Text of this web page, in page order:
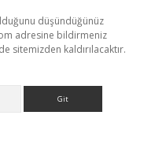
düşündüğünüz
adresine bildirmeniz
sitemizden kaldırılacaktır.